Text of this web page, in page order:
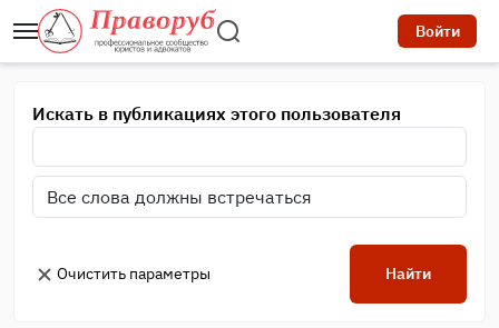
Войти
Искать в публикациях этого пользователя
Очистить параметры Найти